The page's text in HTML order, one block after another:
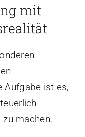
mit
Aufgabe ist es,
machen.